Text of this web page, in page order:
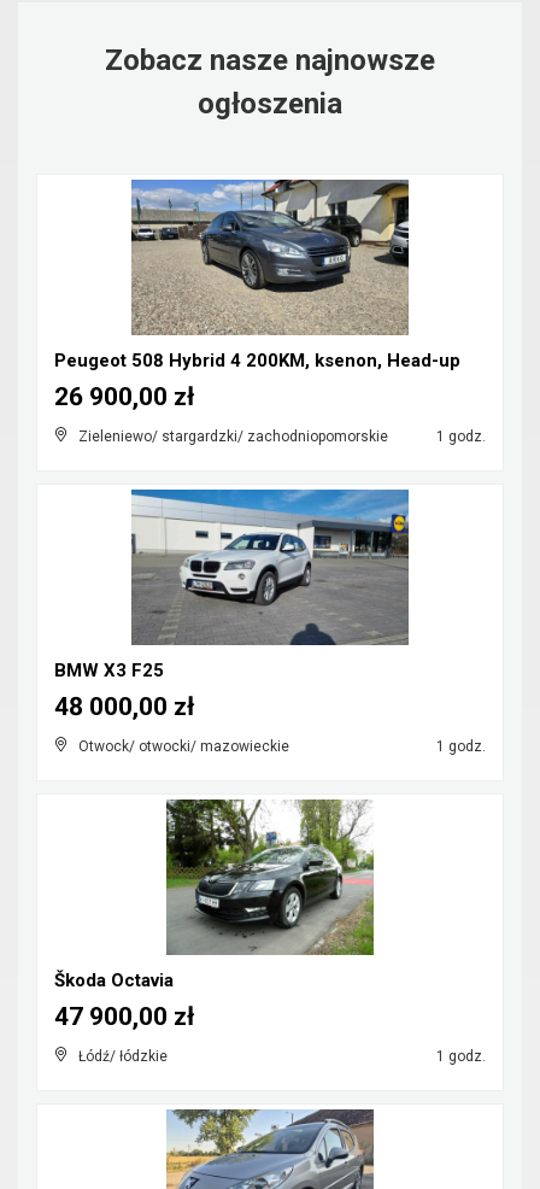
Zobacz nasze najnowsze
ogłoszenia
Peugeot 508 Hybrid 4 200KM, ksenon, Head-up
Zieleniewo/ stargardzki/ zachodniopomorskie 1 godz.
26 900,00 zł
BMW X3 F25
Otwock/ otwocki/ mazowieckie 1 godz.
48 000,00 zł
Škoda Octavia
Łódź/ łódzkie 1 godz.
47 900,00 zł